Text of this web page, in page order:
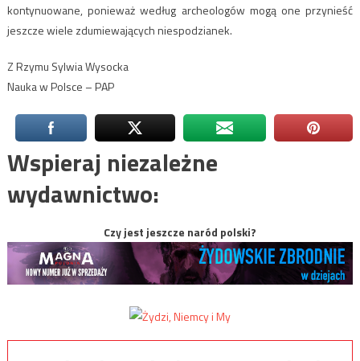
kontynuowane, ponieważ według archeologów mogą one przynieść
jeszcze wiele zdumiewających niespodzianek.
Z Rzymu Sylwia Wysocka
Nauka w Polsce – PAP
Wspieraj niezależne
wydawnictwo:
Czy jest jeszcze naród polski?